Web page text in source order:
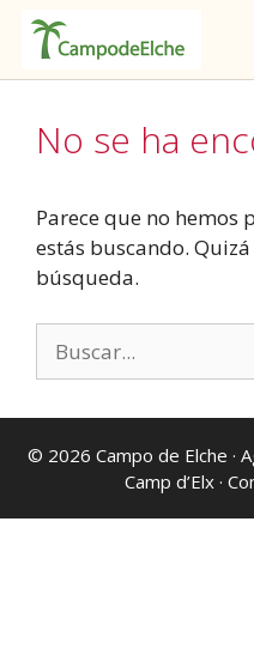
contenidoNo se ha
Parece que no
estás buscando.
búsqueda.
© 2026 Campo de Elche ·
Camp d’Elx ·